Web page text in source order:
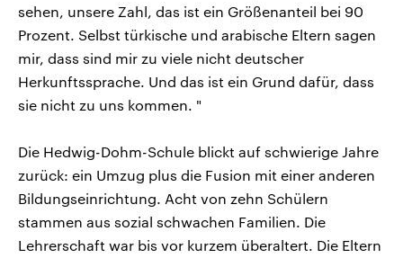
sehen, unsere Zahl, das ist ein Größenanteil bei 90
Prozent. Selbst türkische und arabische Eltern sagen
mir, dass sind mir zu viele nicht deutscher
Herkunftssprache. Und das ist ein Grund dafür, dass
sie nicht zu uns kommen. "
Die Hedwig-Dohm-Schule blickt auf schwierige Jahre
zurück: ein Umzug plus die Fusion mit einer anderen
Bildungseinrichtung. Acht von zehn Schülern
stammen aus sozial schwachen Familien. Die
Lehrerschaft war bis vor kurzem überaltert. Die Eltern